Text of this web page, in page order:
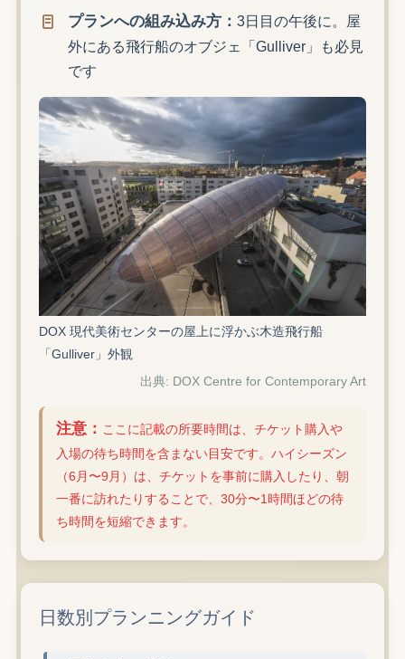
プランへの組み込み方： 3日目の午後に。屋
外にある飛行船のオブジェ「Gulliver」も必見
です
DOX 現代美術センターの屋上に浮かぶ木造飛行船
「Gulliver」外観
出典: DOX Centre for Contemporary Art
注意： ここに記載の所要時間は、チケット購入や
入場の待ち時間を含まない目安です。ハイシーズン
（6月〜9月）は、チケットを事前に購入したり、朝
一番に訪れたりすることで、30分〜1時間ほどの待
ち時間を短縮できます。
日数別プランニングガイド